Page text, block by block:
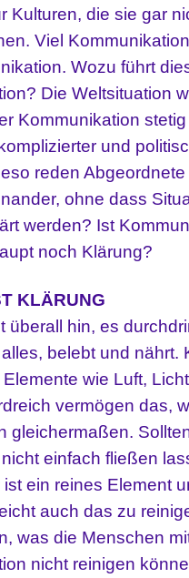
Kulturen, die sie gar
Viel
Wozu führt
Die Weltsituation
Kommunikation stetig
und
reden Abgeordnete
ohne dass
werden? Ist
noch Klärung?
KLÄRUNG
überall hin, es
belebt und nährt.
wie Luft,
vermögen das,
gleichermaßen.
einfach fließen
ein reines Element
auch das zu
was die Menschen
nicht reinigen